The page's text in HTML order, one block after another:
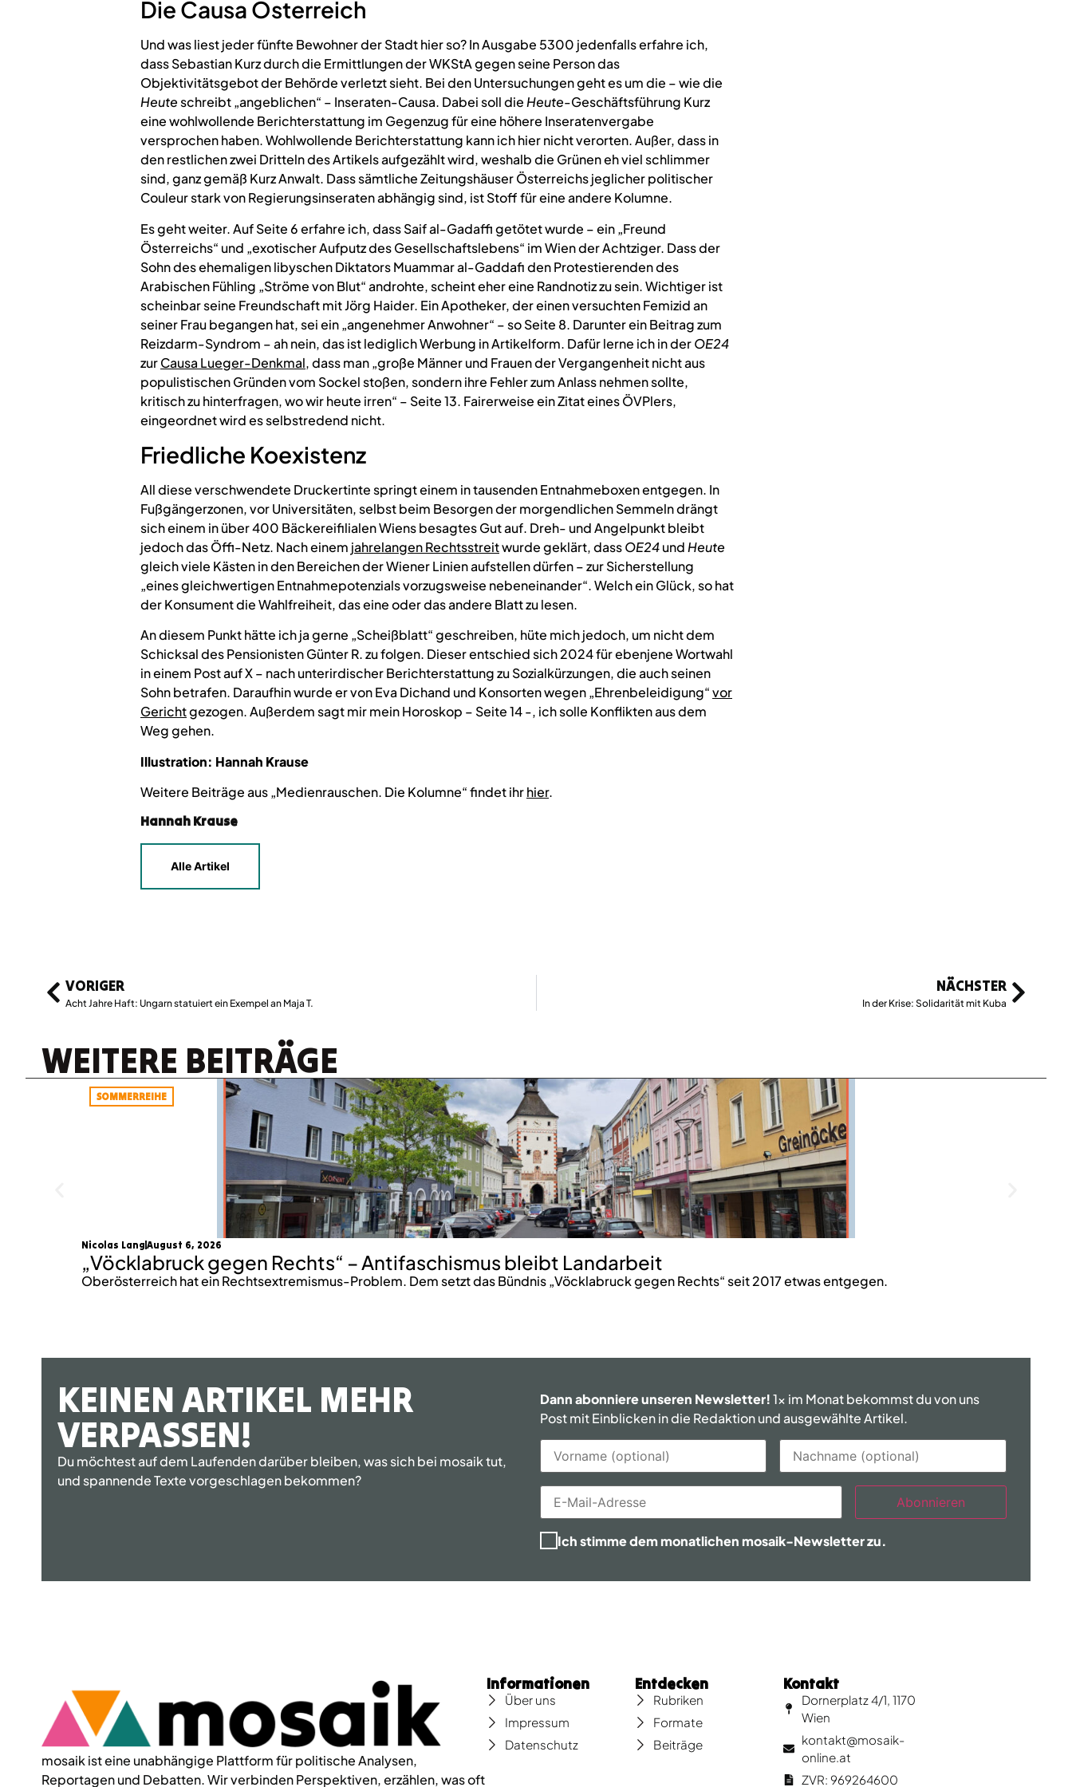
Die Causa Österreich
Und was liest jeder fünfte Bewohner der Stadt hier so? In Ausgabe 5300 jedenfalls erfahre ich,
dass Sebastian Kurz durch die Ermittlungen der WKStA gegen seine Person das
Objektivitätsgebot der Behörde verletzt sieht. Bei den Untersuchungen geht es um die – wie die
Heute schreibt „angeblichen“ – Inseraten-Causa. Dabei soll die Heute-Geschäftsführung Kurz
eine wohlwollende Berichterstattung im Gegenzug für eine höhere Inseratenvergabe
versprochen haben. Wohlwollende Berichterstattung kann ich hier nicht verorten. Außer, dass in
den restlichen zwei Dritteln des Artikels aufgezählt wird, weshalb die Grünen eh viel schlimmer
sind, ganz gemäß Kurz Anwalt. Dass sämtliche Zeitungshäuser Österreichs jeglicher politischer
Couleur stark von Regierungsinseraten abhängig sind, ist Stoff für eine andere Kolumne.
Es geht weiter. Auf Seite 6 erfahre ich, dass Saif al-Gadaffi getötet wurde – ein „Freund
Österreichs“ und „exotischer Aufputz des Gesellschaftslebens“ im Wien der Achtziger. Dass der
Sohn des ehemaligen libyschen Diktators Muammar al-Gaddafi den Protestierenden des
Arabischen Fühling „Ströme von Blut“ androhte, scheint eher eine Randnotiz zu sein. Wichtiger ist
scheinbar seine Freundschaft mit Jörg Haider. Ein Apotheker, der einen versuchten Femizid an
seiner Frau begangen hat, sei ein „angenehmer Anwohner“ – so Seite 8. Darunter ein Beitrag zum
Reizdarm-Syndrom – ah nein, das ist lediglich Werbung in Artikelform. Dafür lerne ich in derOE24
zurCausa Lueger-Denkmal, dass man „große Männer und Frauen der Vergangenheit nicht aus
populistischen Gründen vom Sockel stoßen, sondern ihre Fehler zum Anlass nehmen sollte,
kritisch zu hinterfragen, wo wir heute irren“ – Seite 13. Fairerweise ein Zitat eines ÖVPlers,
eingeordnet wird es selbstredend nicht.
Friedliche Koexistenz
All diese verschwendete Druckertinte springt einem in tausenden Entnahmeboxen entgegen. In
Fußgängerzonen, vor Universitäten, selbst beim Besorgen der morgendlichen Semmeln drängt
sich einem in über 400 Bäckereifilialen Wiens besagtes Gut auf. Dreh- und Angelpunkt bleibt
jedoch das Öffi-Netz. Nach einem jahrelangen Rechtsstreitwurde geklärt, dassOE24und Heute
gleich viele Kästen in den Bereichen der Wiener Linien aufstellen dürfen – zur Sicherstellung
„eines gleichwertigen Entnahmepotenzials vorzugsweise nebeneinander“. Welch ein Glück, so hat
der Konsument die Wahlfreiheit, das eine oder das andere Blatt zu lesen.
An diesem Punkt hätte ich ja gerne „Scheißblatt“ geschreiben, hüte mich jedoch, um nicht dem
Schicksal des Pensionisten Günter R. zu folgen. Dieser entschied sich 2024 für ebenjene Wortwahl
in einem Post auf X – nach unterirdischer Berichterstattung zu Sozialkürzungen, die auch seinen
Sohn betrafen. Daraufhin wurde er von Eva Dichand und Konsorten wegen „Ehrenbeleidigung“vor
Gerichtgezogen. Außerdem sagt mir mein Horoskop – Seite 14 -, ich solle Konflikten aus dem
Weg gehen.
Illustration: Hannah Krause
Weitere Beiträge aus „Medienrauschen. Die Kolumne“ findet ihrhier.
Hannah Krause
Alle Artikel
VORIGER
Acht Jahre Haft: Ungarn statuiert ein Exempel an Maja T.
NÄCHSTER
In der Krise: Solidarität mit Kuba
WEITERE BEITRÄGE
SOMMERREIHE
Nicolas Lang August 6, 2026
„Vöcklabruck gegen Rechts“ – Antifaschismus bleibt Landarbeit
Oberösterreich hat ein Rechtsextremismus-Problem. Dem setzt das Bündnis „Vöcklabruck gegen Rechts“ seit 2017 etwas entgegen.
KEINEN ARTIKEL MEHR
VERPASSEN!
Du möchtest auf dem Laufenden darüber bleiben, was sich bei mosaik tut,
und spannende Texte vorgeschlagen bekommen?
Dann abonniere unseren Newsletter!1x im Monat bekommst du von uns
Post mit Einblicken in die Redaktion und ausgewählte Artikel.
Abonnieren
Ich stimme dem monatlichen mosaik-Newsletter zu.
mosaik ist eine unabhängige Plattform für politische Analysen,
Reportagen und Debatten. Wir verbinden Perspektiven, erzählen, was oft
Informationen
Über uns
Impressum
Datenschutz
Entdecken
Rubriken
Formate
Beiträge
Kontakt
Dornerplatz 4/1, 1170
Wien
kontakt@mosaik-
online.at
ZVR: 969264600